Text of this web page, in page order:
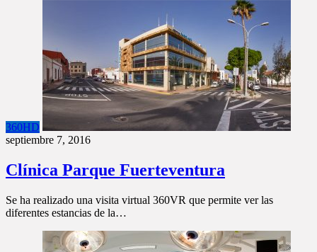
360HD
septiembre 7, 2016
Clínica Parque Fuerteventura
Se ha realizado una visita virtual 360VR que permite ver las
diferentes estancias de la…